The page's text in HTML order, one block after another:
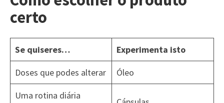
certo
Se quiseres…
Experimenta isto
Doses que podes alterar
Óleo
Uma rotina diária